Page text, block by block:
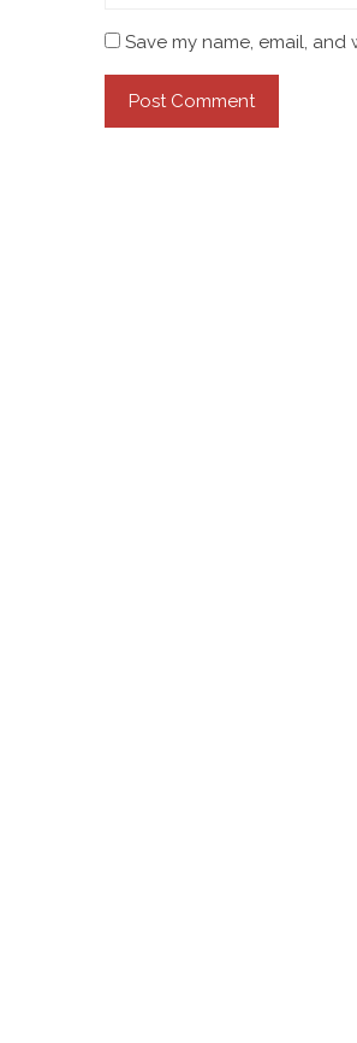
Save my name, email,